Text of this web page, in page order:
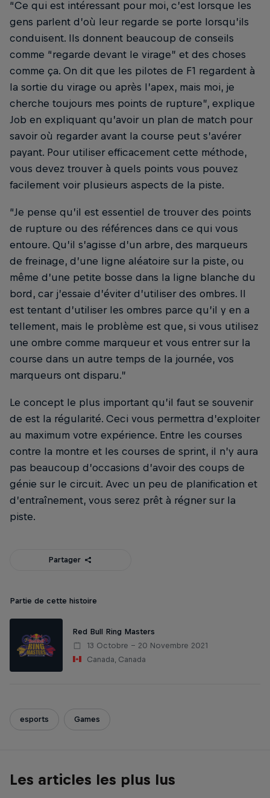
“Ce qui est intéressant pour moi, c’est lorsque les
gens parlent d’où leur regarde se porte lorsqu’ils
conduisent. Ils donnent beaucoup de conseils
comme “regarde devant le virage” et des choses
comme ça. On dit que les pilotes de F1 regardent à
la sortie du virage ou après l’apex, mais moi, je
cherche toujours mes points de rupture”, explique
Job en expliquant qu’avoir un plan de match pour
savoir où regarder avant la course peut s’avérer
payant. Pour utiliser efficacement cette méthode,
vous devez trouver à quels points vous pouvez
facilement voir plusieurs aspects de la piste.
“Je pense qu’il est essentiel de trouver des points
de rupture ou des références dans ce qui vous
entoure. Qu’il s’agisse d’un arbre, des marqueurs
de freinage, d’une ligne aléatoire sur la piste, ou
même d’une petite bosse dans la ligne blanche du
bord, car j’essaie d’éviter d’utiliser des ombres. Il
est tentant d’utiliser les ombres parce qu’il y en a
tellement, mais le problème est que, si vous utilisez
une ombre comme marqueur et vous entrer sur la
course dans un autre temps de la journée, vos
marqueurs ont disparu.”
Le concept le plus important qu’il faut se souvenir
de est la régularité. Ceci vous permettra d’exploiter
au maximum votre expérience. Entre les courses
contre la montre et les courses de sprint, il n’y aura
pas beaucoup d’occasions d’avoir des coups de
génie sur le circuit. Avec un peu de planification et
d’entraînement, vous serez prêt à régner sur la
piste.
Partager
Partie de cette histoire
Red Bull Ring Masters
13 Octobre – 20 Novembre 2021
Canada, Canada
esports Games
Les articles les plus lus